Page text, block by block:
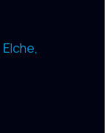
Elche,